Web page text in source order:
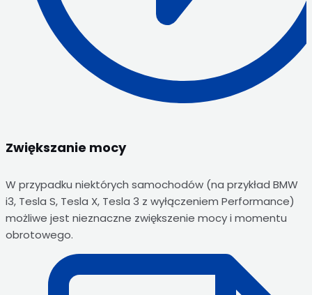
Zwiększanie mocy
W przypadku niektórych samochodów (na przykład BMW
i3, Tesla S, Tesla X, Tesla 3 z wyłączeniem Performance)
możliwe jest nieznaczne zwiększenie mocy i momentu
obrotowego.